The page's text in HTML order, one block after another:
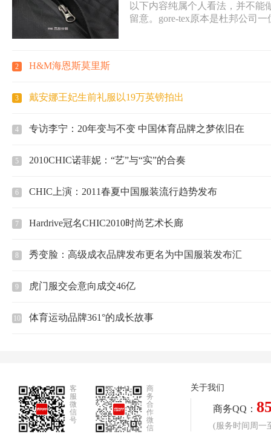
以下内容纯属个人看法，并不能
留意。gore-tex原本是杜邦公司
2 H&M海恩斯莫里斯
3 戴安娜王妃生前礼服以19万英镑拍出
4 专访李宁：20年变与不变 中国体育品牌之梦依旧在
5 2010CHIC诺菲妮：“艺”与“实”的合奏
6 CHIC上演：2011春夏中国服装流行趋势发布
7 Hardrive冠名CHIC2010时尚艺术长廊
8 秀变脸：高级成衣品牌发布更名为中国服装发布汇
9 虎门服交会意向成交46亿
10 体育运动品牌361°的成长故事
客
服
微
信
号
商
务
合
作
微
信
关于我们
商务QQ：
(服务时间周一